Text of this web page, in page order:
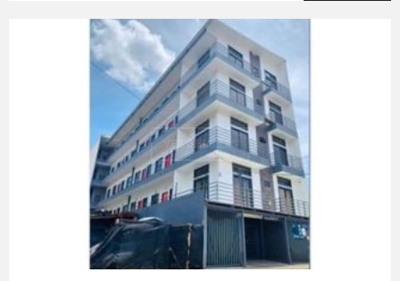
VER DETALLES